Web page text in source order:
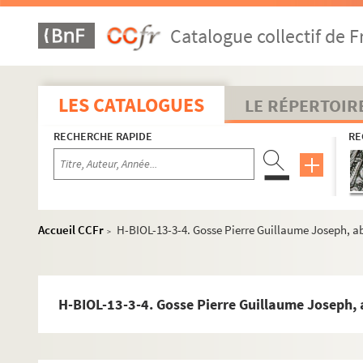
Catalogue collectif de
LES CATALOGUES LE
RECHERCHE RAPIDE
Accueil CCFr >
H-BIOL-13-3-4. Gosse Pierre Guillaume Joseph,
H-BIOL-13-3-4. Gosse Pierre Guillaume Joseph,
H-BIOL. Biographies de personnages lillois
H-BIOL-1. Acheray à Benvignat
H-BIOL-4. Carlez à Colpaert
H-BIOL-5. Collin à Darcy